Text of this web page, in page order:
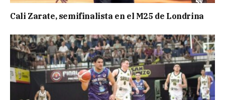
Cali Zarate, semifinalista en el M25 de Londrina